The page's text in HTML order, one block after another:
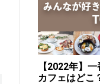
【2022年】
カフェはどこ